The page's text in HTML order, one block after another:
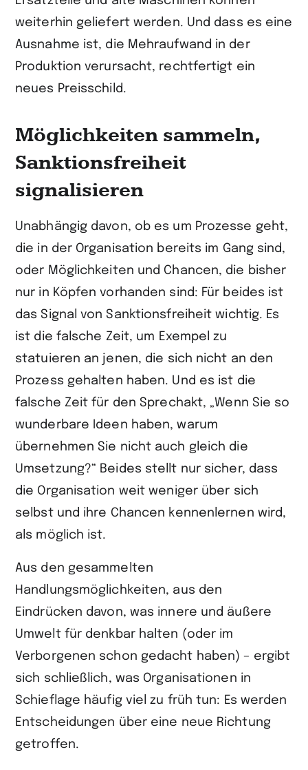
weiterhin geliefert werden. Und dass es eine
Ausnahme ist, die Mehraufwand in der
Produktion verursacht, rechtfertigt ein
neues Preisschild.
Möglichkeiten sammeln,
Sanktionsfreiheit
signalisieren
Unabhängig davon, ob es um Prozesse geht,
die in der Organisation bereits im Gang sind,
oder Möglichkeiten und Chancen, die bisher
nur in Köpfen vorhanden sind: Für beides ist
das Signal von Sanktionsfreiheit wichtig. Es
ist die falsche Zeit, um Exempel zu
statuieren an jenen, die sich nicht an den
Prozess gehalten haben. Und es ist die
falsche Zeit für den Sprechakt, „Wenn Sie so
wunderbare Ideen haben, warum
übernehmen Sie nicht auch gleich die
Umsetzung?“ Beides stellt nur sicher, dass
die Organisation weit weniger über sich
selbst und ihre Chancen kennenlernen wird,
als möglich ist.
Aus den gesammelten
Handlungsmöglichkeiten, aus den
Eindrücken davon, was innere und äußere
Umwelt für denkbar halten (oder im
Verborgenen schon gedacht haben) – ergibt
sich schließlich, was Organisationen in
Schieflage häufig viel zu früh tun: Es werden
Entscheidungen über eine neue Richtung
getroffen.